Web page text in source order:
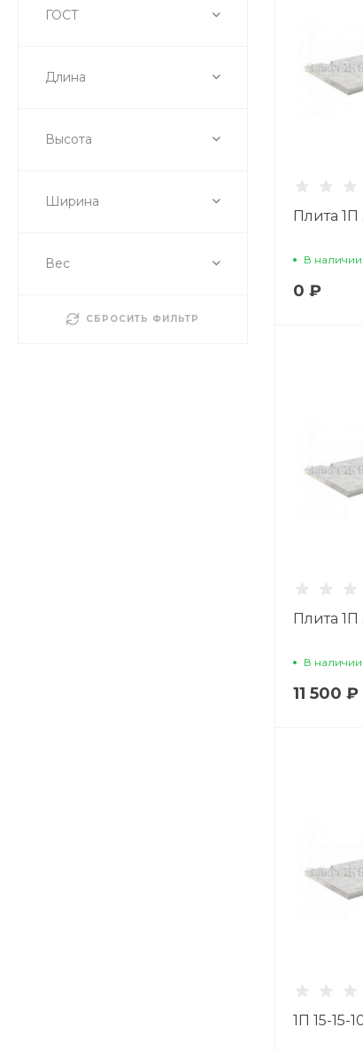
ГОСТ
Длина
Высота
Ширина
Вес
СБРОСИТЬ ФИЛЬТР
Плита 1П
В наличии
0 ₽
Плита 1П
В наличии
11 500 ₽
1П 15-15-